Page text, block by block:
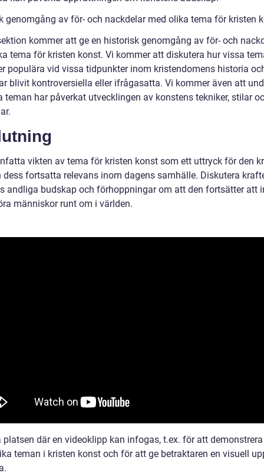
genomgång av för- och nackdelar med olika tema för kristen
kommer att ge en historisk genomgång av för- och
tema för kristen konst. Vi kommer att diskutera hur vissa
populära vid vissa tidpunkter inom kristendomens historia
blivit kontroversiella eller ifrågasatta. Vi kommer även att
teman har påverkat utvecklingen av konstens tekniker, stilar
vikten av tema för kristen konst som ett uttryck för den
dess fortsatta relevans inom dagens samhälle. Diskutera
andliga budskap och förhoppningar om att den fortsätter att
människor runt om i världen.
platsen där en videoklipp kan infogas, t.ex. för att
teman i kristen konst och för att ge betraktaren en visuell